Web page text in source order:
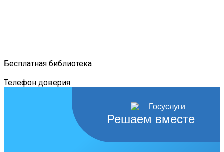
Бесплатная библиотека
Телефон доверия
Решаем вместе